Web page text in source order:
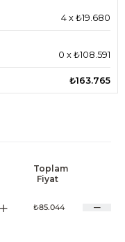
4 x ₺19.680
0 x ₺108.591
₺163.765
Toplam
Fiyat
₺85.044